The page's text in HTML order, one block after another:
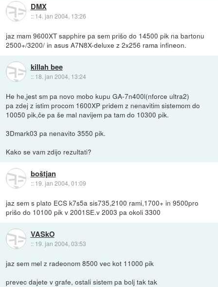
DMX
:: 14. jan 2004, 13:26
jaz mam 9600XT sapphire pa sem prišo do 14500 pik na bartonu
2500+/3200/ in asus A7N8X-deluxe z 2x256 rama infineon.
killah bee
:: 18. jan 2004, 13:24
He he,jest sm pa novo mobo kupu GA-7n400l(nforce ultra2)
pa zdej z istim procom 1600XP pridem z nenavitim sistemom do
10050 pik,če pa še mal navijem pa tam do 10300 pik.
3Dmark03 pa nenavito 3550 pik.
Kako se vam zdijo rezultati?
boštjan
:: 19. jan 2004, 01:09
jaz sem s plato ECS k7s5a sis735,2100 rami,1700+ in 9500pro
prišo do 10100 pik v 2001SE.v 2003 pa okoli 3300
VASkO
:: 19. jan 2004, 03:53
jaz sem mel z radeonom 8500 vec kot 11000 pik
prevec dajete v grafe, ostali sistem pa bolj tak tak